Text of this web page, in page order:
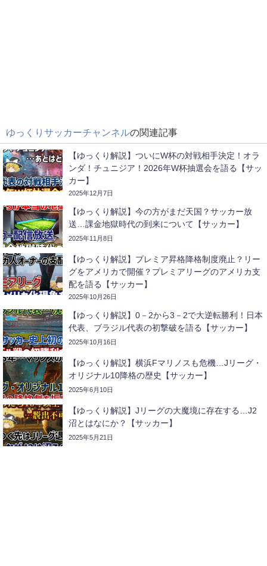
ゆっくりサッカーチャンネルの関連記事
【ゆっくり解説】ついにW杯の対戦相手決定！オラ
ンダ！チュニジア！2026年W杯抽選会を語る【サッ
カー】
2025年12月7日
【ゆっくり解説】今の方がまだ天国？サッカー放
送…課金地獄時代の到来について【サッカー】
2025年11月8日
【ゆっくり解説】プレミア昇格降格制度廃止？リー
グをアメリカで開催？プレミアリーグのアメリカ支
配を語る【サッカー】
2025年10月26日
【ゆっくり解説】0－2から3－2で大逆転勝利！日本
代表、ブラジル代表の初撃破を語る【サッカー】
2025年10月16日
【ゆっくり解説】横浜Fマリノスも危機…Jリーグ・
オリジナル10降格の歴史【サッカー】
2025年6月10日
【ゆっくり解説】Jリーグの大魔境に存在する…J2
沼とはなにか？【サッカー】
2025年5月21日